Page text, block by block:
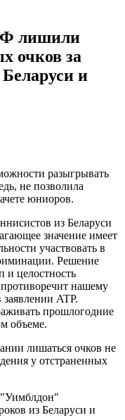
лишили
очков за
и
разыгрывать
не позволила
юниоров.
из Беларуси
значение имеет
участвовать в
Решение
и целостность
нашему
ATP.
прошлогодние
объеме.
лишаться очков не
у отстраненных